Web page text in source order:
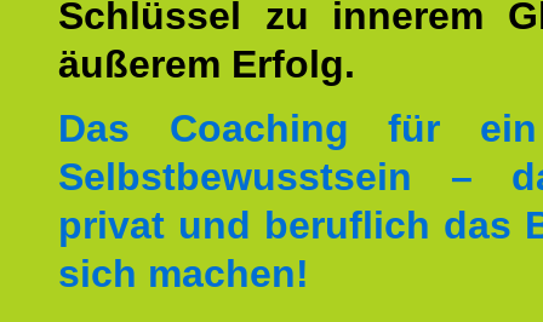
Schlüssel zu innerem
äußerem Erfolg.
Das Coaching für
Selbstbewusstsein –
privat und beruflich das
sich machen!